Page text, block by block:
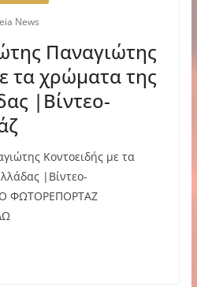
News
Παναγιώτης
τα χρώματα της
|Βίντεο-
Κοντοειδής με τα
|Βίντεο-
ΦΩΤΟΡΕΠΟΡΤΑΖ